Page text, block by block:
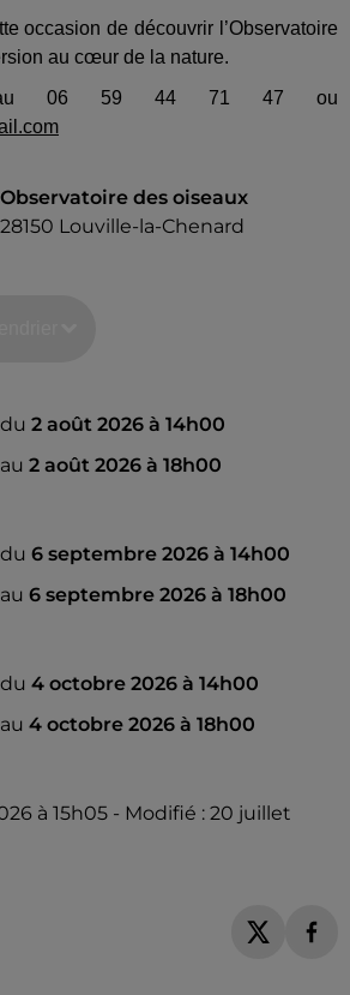
occasion de découvrir l’Observatoire
au cœur de la nature.
au 06 59 44 71 47 ou
Observatoire des oiseaux
28150 Louville-la-Chenard
du 2 août 2026 à 14h00
au 2 août 2026 à 18h00
du 6 septembre 2026 à 14h00
au 6 septembre 2026 à 18h00
du 4 octobre 2026 à 14h00
au 4 octobre 2026 à 18h00
à 15h05 - Modifié : 20 juillet